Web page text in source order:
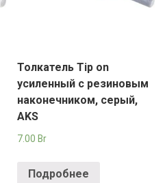
Толкатель Tip on
усиленный с резиновым
наконечником, серый,
AKS
7.00Br
Подробнее